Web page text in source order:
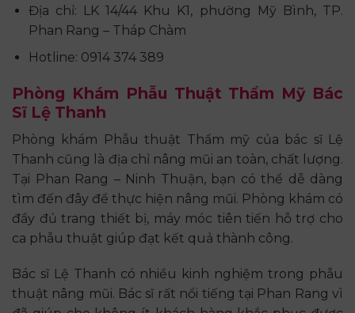
Địa chỉ: LK 14/44 Khu K1, phường Mỹ Bình, TP.
Phan Rang – Tháp Chàm
Hotline: 0914 374 389
Phòng Khám Phẫu Thuật Thẩm Mỹ Bác
Sĩ Lệ Thanh
Phòng khám Phẫu thuật Thẩm mỹ của bác sĩ Lệ
Thanh cũng là địa chỉ nâng mũi an toàn, chất lượng.
Tại Phan Rang – Ninh Thuận, bạn có thể dễ dàng
tìm đến đây để thực hiện nâng mũi. Phòng khám có
đầy đủ trang thiết bị, máy móc tiên tiến hỗ trợ cho
ca phẫu thuật giúp đạt kết quả thành công.
Bác sĩ Lệ Thanh có nhiều kinh nghiệm trong phẫu
thuật nâng mũi. Bác sĩ rất nổi tiếng tại Phan Rang vì